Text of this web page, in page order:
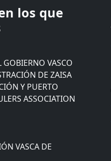
los que
DE GIPUZKOA
MOVILIDAD DEL
GOBIERNO VASCO
DE ZAISA
Y PUERTO
ASSOCIATION
VASCA DE